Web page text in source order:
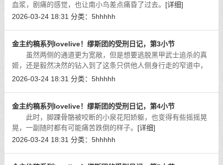
血浆，剧痛的感觉，也让南小鸟差点痛昏了过去。 [详细]
2026-03-24 18:31 分类： 5hhhhh
金主约稿系列lovelive！缪斯团的受刑日记，第3小节
虽然两侧的通道更为宽敞，但是想要逃脱黑甲武士追杀的真
姬，还是毅然决然的钻入到了这条只供他人侧身行走的窄道中，
然后又快速向前挪动了好几米，躲避到了黑甲武士长枪攻击的范
2026-03-24 18:31 分类： 5hhhhh
金主约稿系列lovelive！缪斯团的受刑日记，第4小节
此时，脚踝骨骼被咬断的小泉花阳娇躯，也变得有些摇摇晃
晃，一副随时都有可能痛苦跌倒的样子。 [详细]
2026-03-24 18:31 分类： 5hhhhh